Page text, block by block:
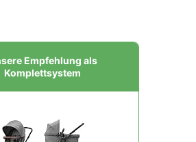
Empfehlung als
Komplettsystem